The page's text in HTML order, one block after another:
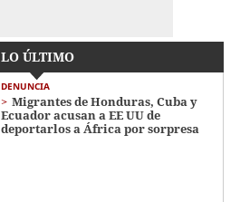
LO ÚLTIMO
DENUNCIA
Migrantes de Honduras, Cuba y
Ecuador acusan a EE UU de
deportarlos a África por sorpresa